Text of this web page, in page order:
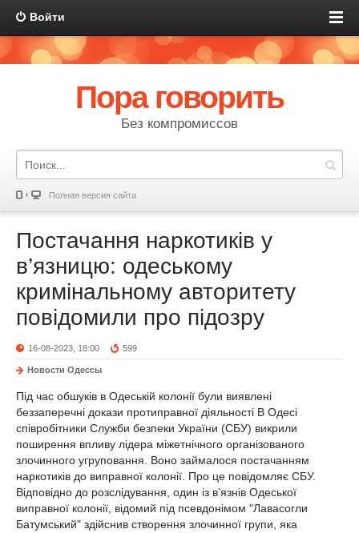
Войти
Пора говорить
Без компромиссов
Полная версия сайта
Постачання наркотиків у
в’язницю: одеському
кримінальному авторитету
повідомили про підозру
16-08-2023, 18:00 599
Новости Одессы
Під час обшуків в Одеській колонії були виявлені
беззаперечні докази протиправної діяльності В Одесі
співробітники Служби безпеки України (СБУ) викрили
поширення впливу лідера міжетнічного організованого
злочинного угруповання. Воно займалося постачанням
наркотиків до виправної колонії. Про це повідомляє СБУ.
Відповідно до розслідування, один із в’язнів Одеської
виправної колонії, відомий під псевдонімом "Лавасогли
Батумський" здійснив створення злочинної групи, яка